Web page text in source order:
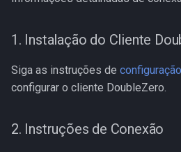
q
u
1. Instalação do Cliente
Siga as instruções de configuração
configurar o cliente DoubleZero.
2. Instruções de Conexão